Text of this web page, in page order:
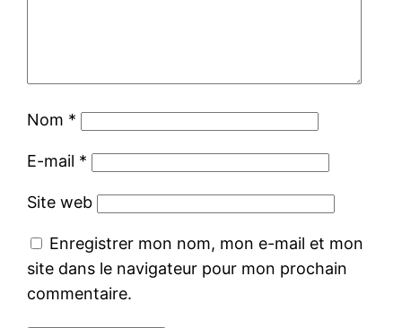
Nom *
E-mail *
Site web
Enregistrer mon nom, mon e-mail et mon
site dans le navigateur pour mon prochain
commentaire.